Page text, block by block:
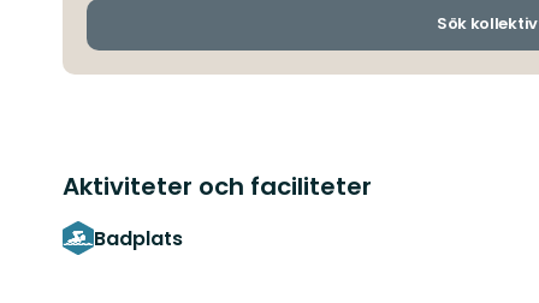
Sök
Aktiviteter och faciliteter
Badplats